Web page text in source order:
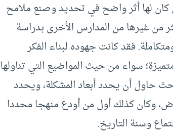
كان لها أثر واضح في تحديد وصنع ملامح
من غيرها من المدارس الأخرى بدراسة
فقد كانت جهوده لبناء الفكر
سواء من حيث المواضيع التي تناولها
حاول أن يحدد أبعاد المشكلة، ويحدد
وكان كذلك أول من أودع منهجا محددا
وسنة التاريخ.